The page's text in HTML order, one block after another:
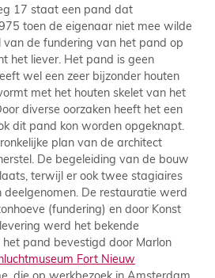
17 staat een pand dat
toen de eigenaar niet mee wilde
de fundering van het pand op
het liever. Het pand is geen
wel een zeer bijzonder houten
met het houten skelet van het
diverse oorzaken heeft het een
dit pand kon worden opgeknapt.
plan van de architect
De begeleiding van de bouw
terwijl er ook twee stagiaires
De restauratie werd
(fundering) en door Konst
werd het bekende
pand bevestigd door Marlon
Fort Nieuw